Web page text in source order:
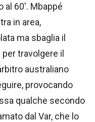
al 60'. Mbappé
in area,
ma sbaglia il
travolgere il
australiano
provocando
qualche secondo
dal Var, che lo